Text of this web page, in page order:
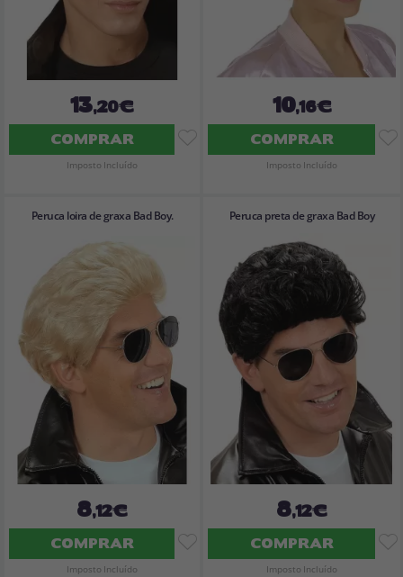
13,20€
COMPRAR
Imposto Incluído
10,16€
COMPRAR
Imposto Incluído
Peruca loira de graxa Bad Boy.
8,12€
COMPRAR
Imposto Incluído
Peruca preta de graxa Bad Boy
8,12€
COMPRAR
Imposto Incluído